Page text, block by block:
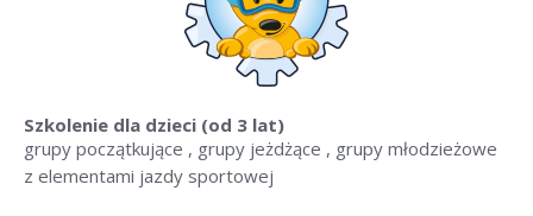
Szkolenie dla dzieci (od 3 lat)
grupy początkujące , grupy jeżdżące , grupy młodzieżowe
z elementami jazdy sportowej